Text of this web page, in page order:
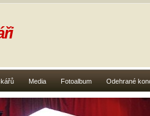
Media Fotoalbum Odehrané